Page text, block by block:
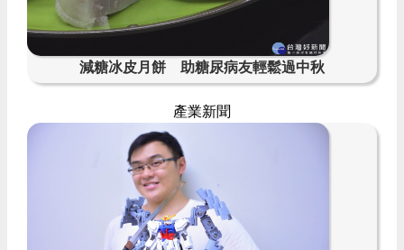
減糖冰皮月餅 助糖尿病友輕鬆過中秋
產業新聞